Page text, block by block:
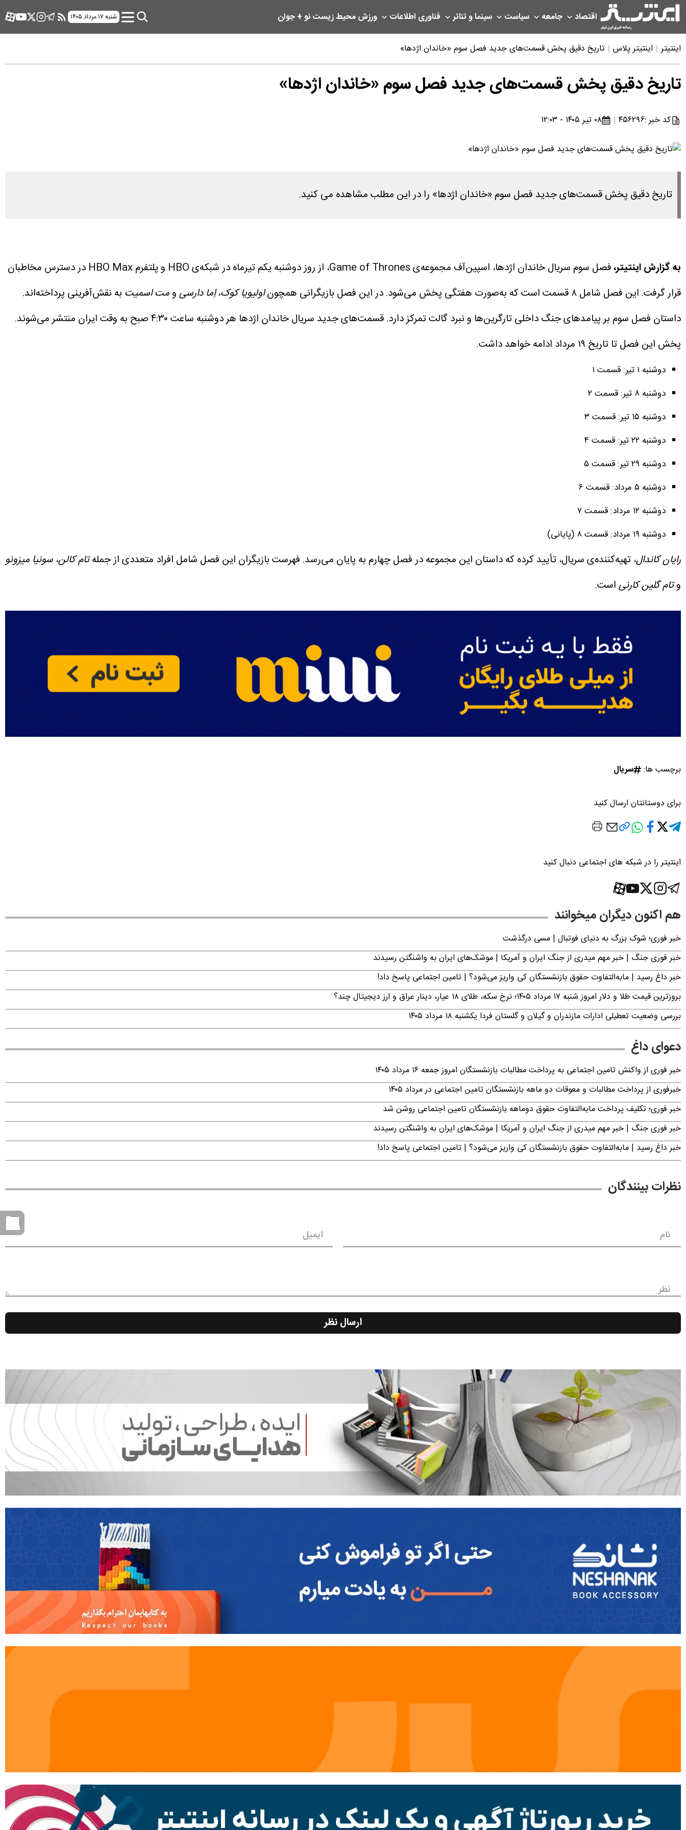
اقتصاد جامعه سیاست سینما و تئاتر فناوری اطلاعات ورزشمحیط زیستنو + جوان شنبه ۱۷ مرداد ۱۴۰۵
اینتیتر اینتیتر پلاس تاریخ دقیق پخش قسمت‌های جدید فصل سوم «خاندان اژدها»
تاریخ دقیق پخش قسمت‌های جدید فصل سوم «خاندان اژدها»
کد خبر :۴۵۶۲۹۶ ۰۸ تیر ۱۴۰۵ - ۱۲:۰۳
تاریخ دقیق پخش قسمت‌های جدید فصل سوم «خاندان اژدها» را در این مطلب مشاهده می کنید.
به گزارش اینتیتر،
فصل سوم سریال خاندان اژدها، اسپین‌آف مجموعه‌ی Game of Thrones، از روز دوشنبه یکم تیرماه در شبکه‌ی HBO و پلتفرم HBO Max در دسترس مخاطبان
قرار گرفت. این فصل شامل ۸ قسمت است که به‌صورت هفتگی پخش می‌شود.
در این فصل بازیگرانی همچوناولیویا کوک،اِما دارسیومت اسمیت به نقش‌آفرینی پرداخته‌اند.
داستان فصل سوم بر پیامدهای جنگ داخلی تارگرین‌ها و نبرد گالت تمرکز دارد.
قسمت‌های جدید سریال خاندان اژدها هر دوشنبه ساعت ۴:۳۰ صبح به وقت ایران منتشر می‌شوند.
پخش این فصل تا تاریخ ۱۹ مرداد ادامه خواهد داشت.
دوشنبه ۱ تیر: قسمت ۱
دوشنبه ۸ تیر: قسمت ۲
دوشنبه ۱۵ تیر: قسمت ۳
دوشنبه ۲۲ تیر: قسمت ۴
دوشنبه ۲۹ تیر: قسمت ۵
دوشنبه ۵ مرداد: قسمت ۶
دوشنبه ۱۲ مرداد: قسمت ۷
دوشنبه ۱۹ مرداد: قسمت ۸ (پایانی)
رایان کاندال، تهیه‌کننده‌ی سریال، تأیید کرده که داستان این مجموعه در فصل چهارم به پایان می‌رسد. فهرست بازیگران این فصل شامل افراد متعددی از جملهتام کالن، سونیا میزونو
وتام گلین کارنیاست.
برچسب ها: سریال
برای دوستانتان ارسال کنید
اینتیتر را در شبکه های اجتماعی دنبال کنید
هم اکنون دیگران میخوانند
خبر فوری؛‌ شوک بزرگ به دنیای فوتبال | مسی درگذشت
خبر فوری جنگ | خبر مهم میدری از جنگ ایران و آمریکا | موشک‌های ایران به واشنگتن رسیدند
خبر داغ رسید | مابه‌التفاوت حقوق بازنشستگان کی واریز می‌شود؟ | تامین اجتماعی پاسخ داد!
بروزترین قیمت طلا و دلار امروز شنبه ۱۷ مرداد ۱۴۰۵؛ نرخ سکه، طلای ۱۸ عیار، دینار عراق و ارز دیجیتال چند؟
بررسی وضعیت تعطیلی ادارات مازندران و گیلان و گلستان فردا یکشنبه ۱۸ مرداد ۱۴۰۵
دعوای داغ
خبر فوری از واکنش تامین اجتماعی به پرداخت مطالبات بازنشستگان امروز جمعه ۱۶ مرداد ۱۴۰۵
خبرفوری از پرداخت مطالبات و معوقات دو ماهه بازنشستگان تامین اجتماعی در مرداد ۱۴۰۵
خبر فوری؛ تکلیف پرداخت مابه‌التفاوت حقوق دوماهه بازنشستگان تامین اجتماعی روشن شد
خبر فوری جنگ | خبر مهم میدری از جنگ ایران و آمریکا | موشک‌های ایران به واشنگتن رسیدند
خبر داغ رسید | مابه‌التفاوت حقوق بازنشستگان کی واریز می‌شود؟ | تامین اجتماعی پاسخ داد!
نظرات بینندگان
نام ایمیل
نظر
ارسال نظر